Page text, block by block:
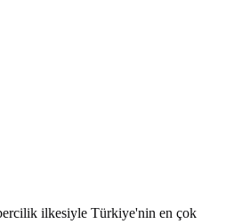
ilkesiyle Türkiye'nin en çok